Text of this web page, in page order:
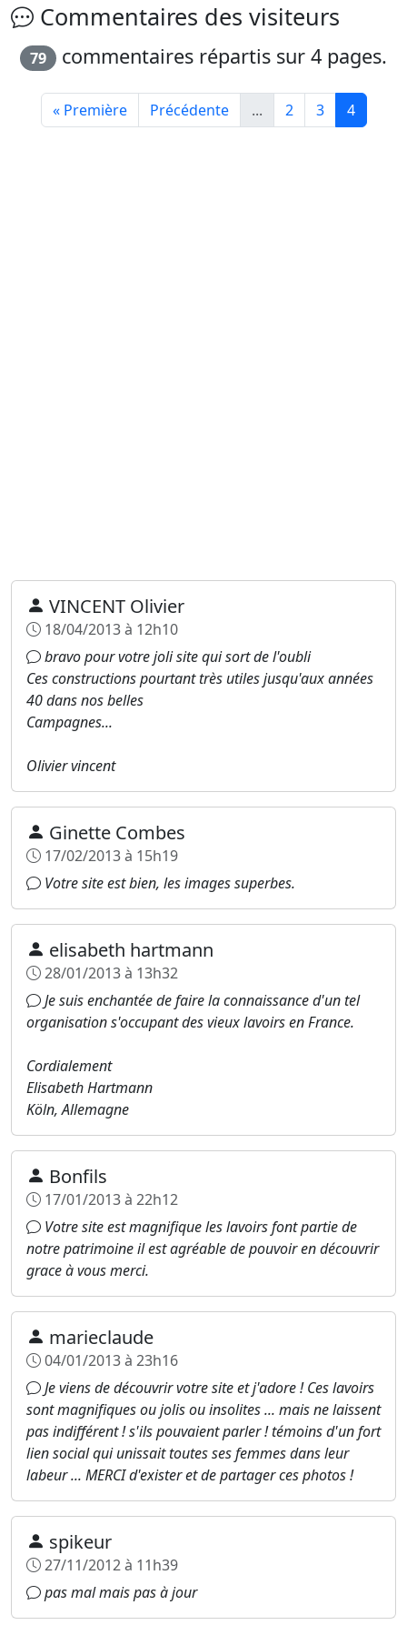
Commentaires des visiteurs
79 commentaires répartis sur 4 pages.
« Première Précédente ... 2 3 4
VINCENT Olivier
18/04/2013 à 12h10
bravo pour votre joli site qui sort de l'oubli
Ces constructions pourtant très utiles jusqu'aux années
40 dans nos belles
Campagnes...
Olivier vincent
Ginette Combes
17/02/2013 à 15h19
Votre site est bien, les images superbes.
elisabeth hartmann
28/01/2013 à 13h32
Je suis enchantée de faire la connaissance d'un tel
organisation s'occupant des vieux lavoirs en France.
Cordialement
Elisabeth Hartmann
Köln, Allemagne
Bonfils
17/01/2013 à 22h12
Votre site est magnifique les lavoirs font partie de
notre patrimoine il est agréable de pouvoir en découvrir
grace à vous merci.
marieclaude
04/01/2013 à 23h16
Je viens de découvrir votre site et j'adore ! Ces lavoirs
sont magnifiques ou jolis ou insolites ... mais ne laissent
pas indifférent ! s'ils pouvaient parler ! témoins d'un fort
lien social qui unissait toutes ses femmes dans leur
labeur ... MERCI d'exister et de partager ces photos !
spikeur
27/11/2012 à 11h39
pas mal mais pas à jour